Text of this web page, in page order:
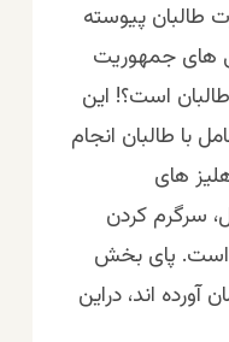
طالبان پیوسته
های جمهوریت
است؟! این
طالبان انجام
های
سرگرم کردن
است. پای بخش
اند، دراین